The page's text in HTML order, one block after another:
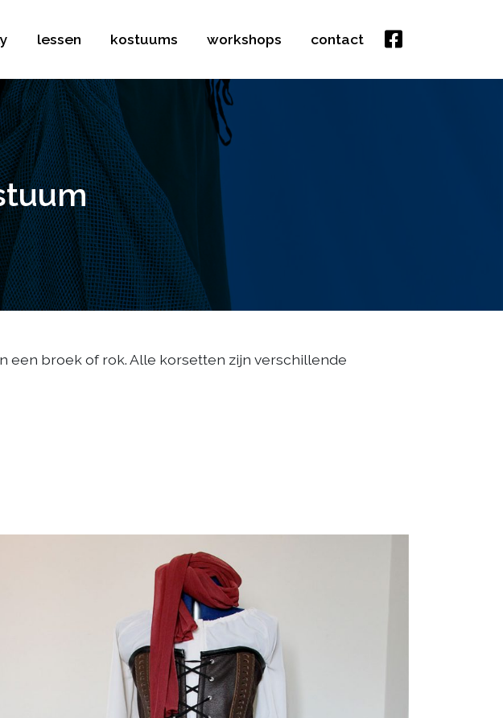
lessen kostuums workshops contact
een broek of rok. Alle korsetten zijn verschillende